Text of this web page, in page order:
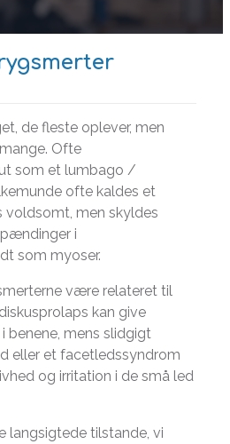
de fleste oplever, men
Ofte
som et lumbago /
ofte kaldes et
voldsomt, men skyldes
i
som myoser.
være relateret til
kan give
benene, mens slidgigt
eller et facetledssyndrom
og irritation i de små led
langsigtede tilstande, vi